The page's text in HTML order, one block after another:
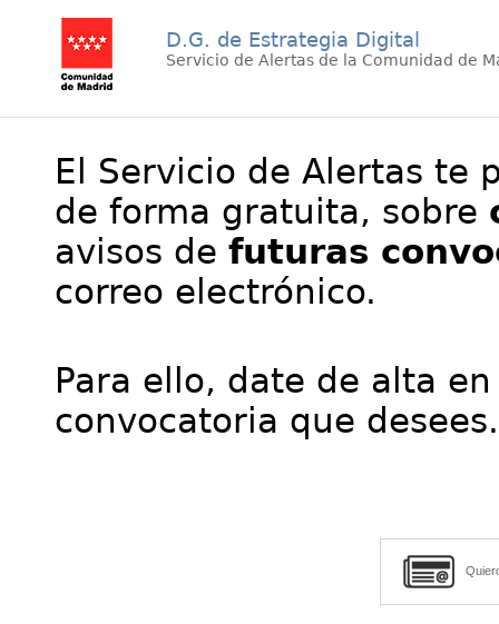
D.G. de Estrategia Digital
Servicio de Alertas de la Comunidad de
El Servicio de Alertas te
de forma gratuita, sobre
avisos de futuras
correo electrónico.
Para ello, date de alta
convocatoria que desees.